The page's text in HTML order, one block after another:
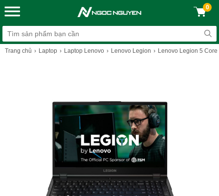
0
Trang chủ Laptop Laptop Lenovo Lenovo Legion Lenovo Legion 5